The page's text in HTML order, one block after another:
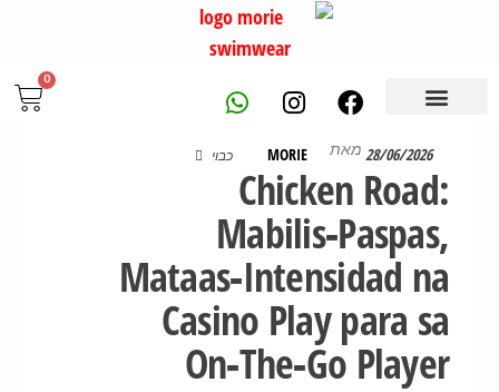
28/06/2026מאת MORIE כבוי
Chicken Road:
Mabilis‑Paspas,
Mataas‑Intensidad na
Casino Play para sa
On‑The‑Go Player